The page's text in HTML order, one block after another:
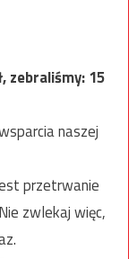
zebraliśmy:15
naszej
przetrwanie
zwlekaj więc,